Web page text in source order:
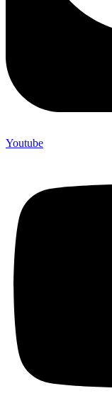
Youtube